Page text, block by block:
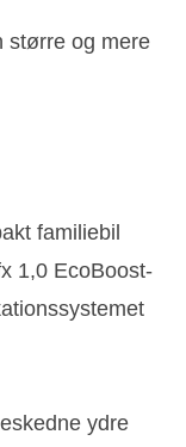
større og mere
familiebil
1,0 EcoBoost-
ydre